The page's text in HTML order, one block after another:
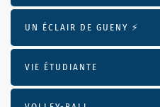
UN ÉCLAIR DE GUENY ⚡️
VIE ÉTUDIANTE